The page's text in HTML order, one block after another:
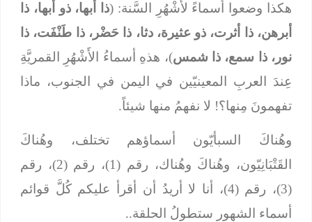
هكذا وضعوا أسماءً لأَشْهُرِ السَّنة: ( ذا أبها، ذو أبها، ذا
أبرهن، ذا أثرت، ذو عثيرة، دثا، ذا حَضْر، ذا طَنْفَت، ذا
نور، ذا سمع، ذا شمس)، هذهِ أسماءُ الأَشْهُرِ القمريَّةِ
عِندَ العربِ المعينيّين في اليمن في الجنوب، ماذا
تفهمونَ مِنها؟! لا نفهمُ منها شيئاً.
وهُناكَ السبأيّون أسماؤهم تختلف، وهُناكَ
القَتْبَانِيّون، وهُناكَ وهُناك، رقم (1)، رقم (2)، رقم
(3)، رقم (4)، أنا لا أريدُ أن أقرأ عليكم كُلَّ قوائم
أسماء الشهور ستطولُ الحلقة..